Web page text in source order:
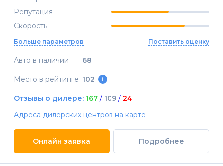
Репутация
Скорость
Больше параметров Поставить оценку
Авто в наличии 68
Место в рейтинге 102 i
Отзывы о дилере: 167 / 109 / 24
Адреса дилерских центров на карте
Онлайн заявка Подробнее